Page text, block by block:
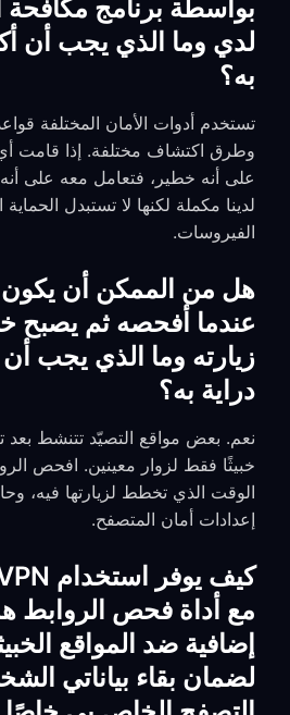
بواسطة برنامج مكافحة
لدي وما الذي يجب أن
به؟
تستخدم أدوات الأمان المختلفة
وطرق اكتشاف مختلفة. إذا قامت
على أنه خطير، فتعامل معه على
لدينا مكملة لكنها لا تستبدل
الفيروسات.
هل من الممكن أن يكون
عندما أفحصه ثم يصبح
زيارته وما الذي يجب
دراية به؟
نعم. بعض مواقع التصيّد تتنشط
خبيثًا فقط لزوار معينين. افحص
الوقت الذي تخطط لزيارتها فيه،
إعدادات أمان المتصفح.
مع أداة فحص الروابط
إضافية ضد المواقع
لضمان بقاء بياناتي